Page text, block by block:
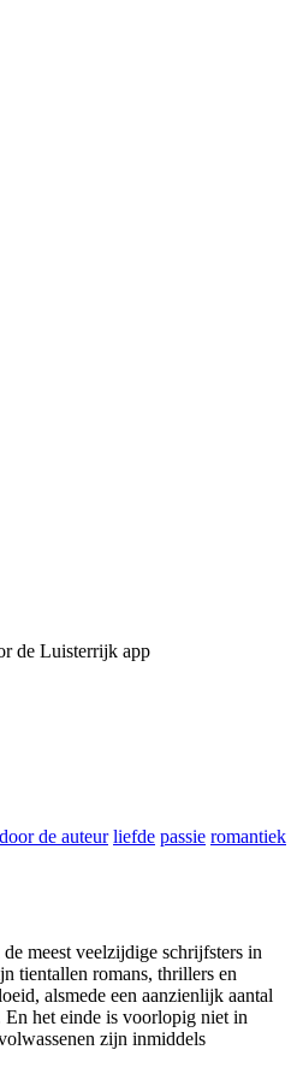
de Luisterrijk app
de auteur liefde passie romantiek
meest veelzijdige schrijfsters in
tientallen romans, thrillers en
alsmede een aanzienlijk aantal
En het einde is voorlopig niet in
zijn inmiddels